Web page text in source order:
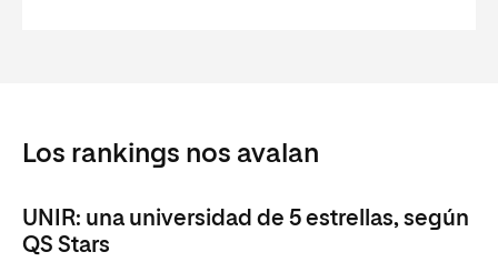
Los rankings nos avalan
UNIR: una universidad de 5 estrellas, según
QS Stars